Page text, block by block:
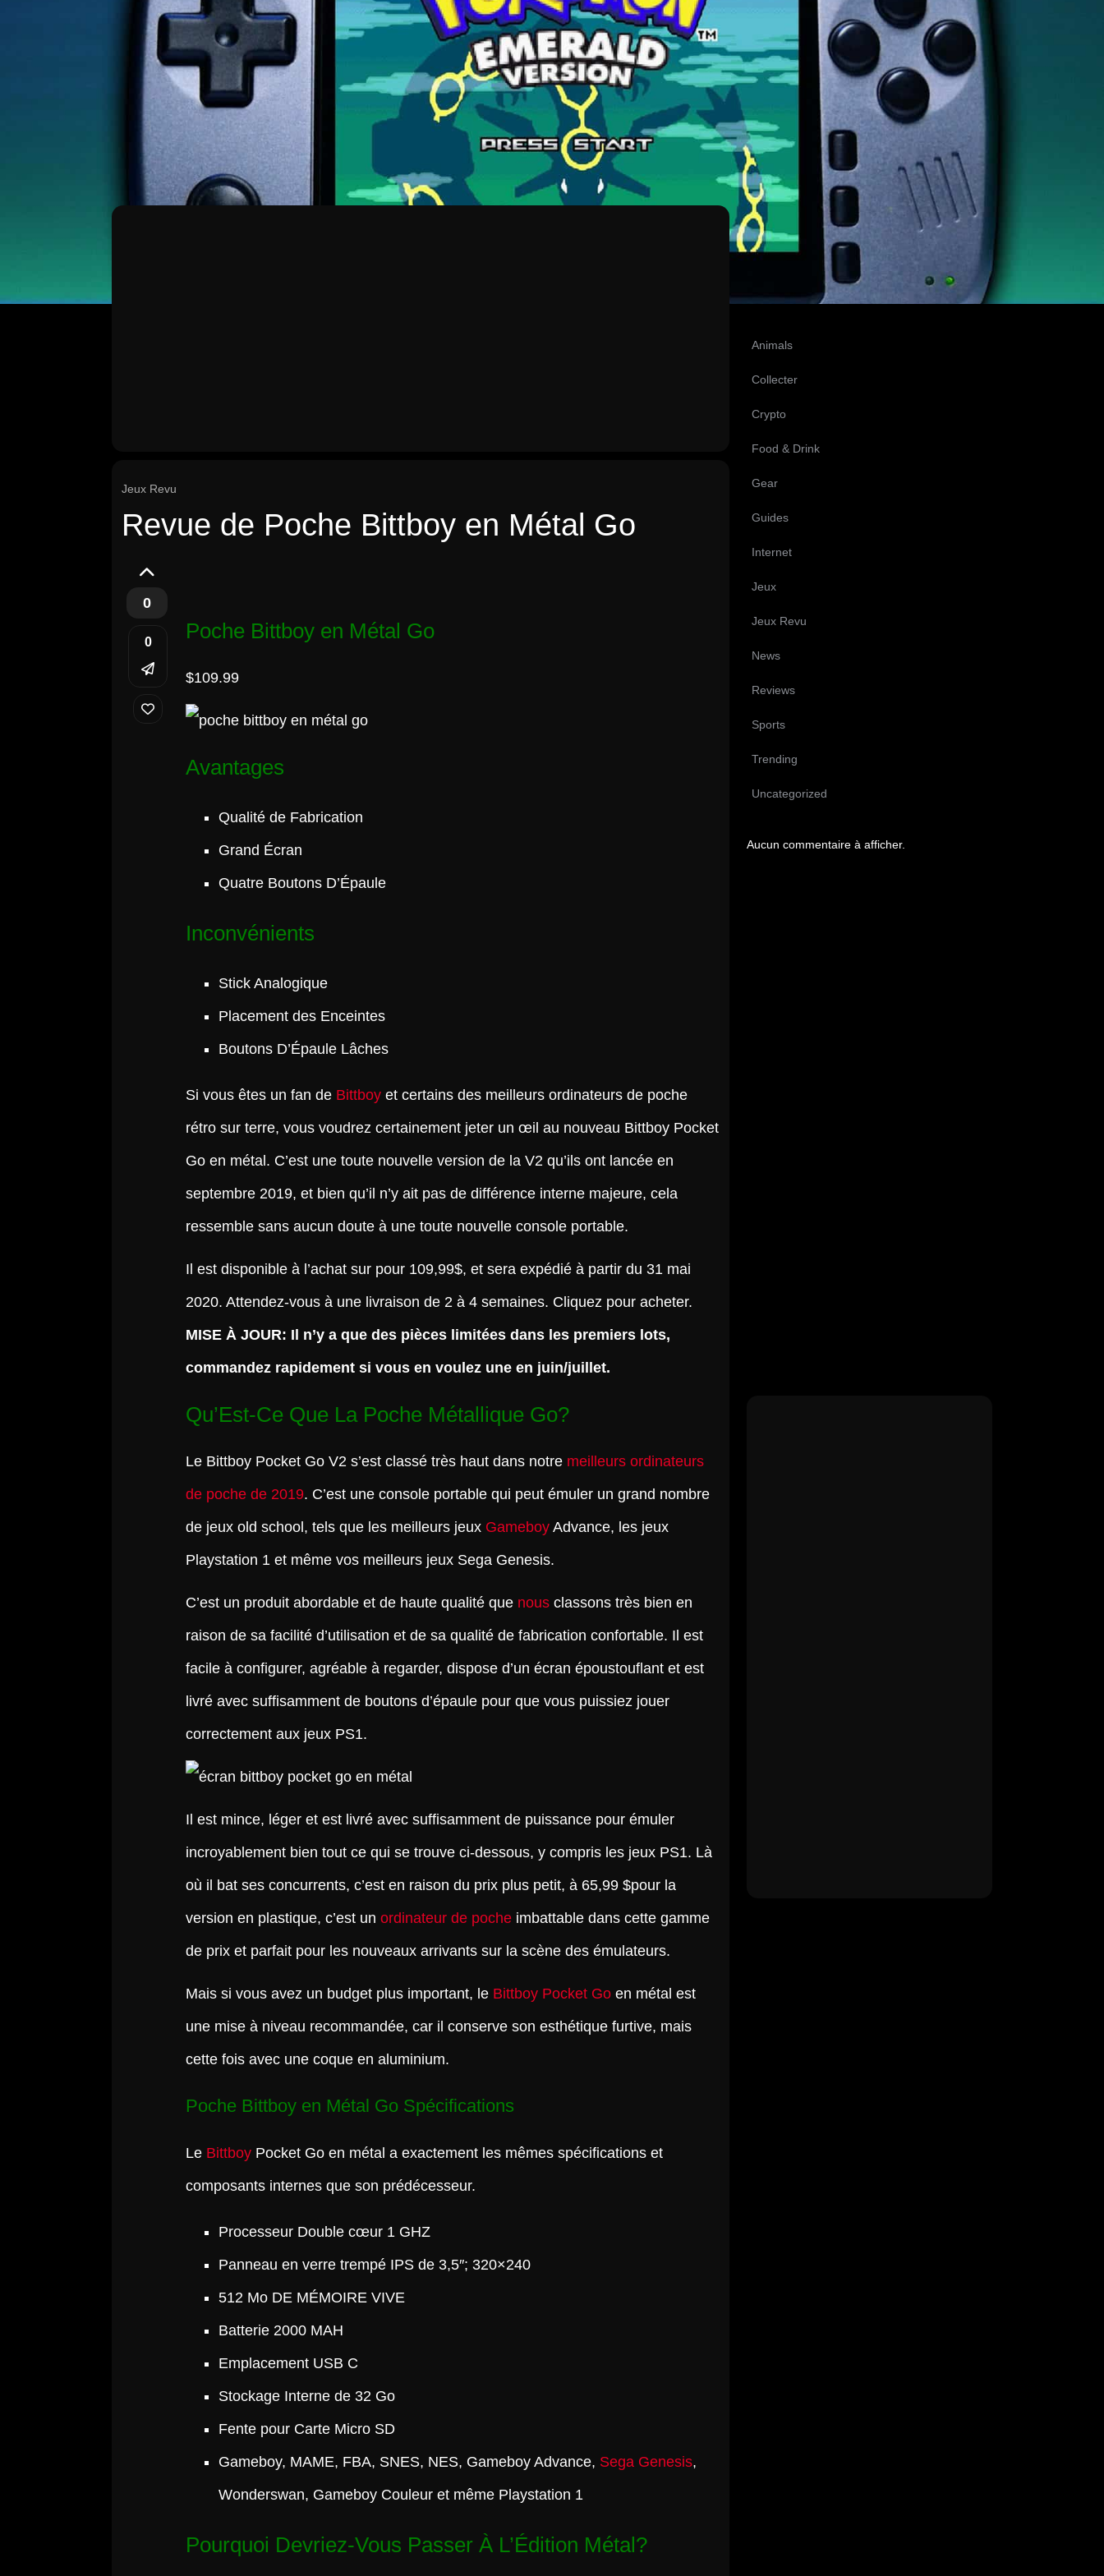
Jeux Revu
Revue de Poche Bittboy en Métal Go
0
0 Poche Bittboy en Métal Go
$109.99
Avantages
Qualité de Fabrication
Grand Écran
Quatre Boutons D’Épaule
Inconvénients
Stick Analogique
Placement des Enceintes
Boutons D’Épaule Lâches
Si vous êtes un fan de Bittboy et certains des meilleurs ordinateurs de poche
rétro sur terre, vous voudrez certainement jeter un œil au nouveau Bittboy Pocket
Go en métal. C’est une toute nouvelle version de la V2 qu’ils ont lancée en
septembre 2019, et bien qu’il n’y ait pas de différence interne majeure, cela
ressemble sans aucun doute à une toute nouvelle console portable.
Il est disponible à l’achat sur pour 109,99$, et sera expédié à partir du 31 mai
2020. Attendez-vous à une livraison de 2 à 4 semaines. Cliquez pour acheter.
MISE À JOUR: Il n’y a que des pièces limitées dans les premiers lots,
commandez rapidement si vous en voulez une en juin/juillet.
Qu’Est-Ce Que La Poche Métallique Go?
Le Bittboy Pocket Go V2 s’est classé très haut dans notre meilleurs ordinateurs
de poche de 2019. C’est une console portable qui peut émuler un grand nombre
de jeux old school, tels que les meilleurs jeux Gameboy Advance, les jeux
Playstation 1 et même vos meilleurs jeux Sega Genesis.
C’est un produit abordable et de haute qualité que nous classons très bien en
raison de sa facilité d’utilisation et de sa qualité de fabrication confortable. Il est
facile à configurer, agréable à regarder, dispose d’un écran époustouflant et est
livré avec suffisamment de boutons d’épaule pour que vous puissiez jouer
correctement aux jeux PS1.
Il est mince, léger et est livré avec suffisamment de puissance pour émuler
incroyablement bien tout ce qui se trouve ci-dessous, y compris les jeux PS1. Là
où il bat ses concurrents, c’est en raison du prix plus petit, à 65,99 $pour la
version en plastique, c’est unordinateur de poche imbattable dans cette gamme
de prix et parfait pour les nouveaux arrivants sur la scène des émulateurs.
Mais si vous avez un budget plus important, le Bittboy Pocket Go en métal est
une mise à niveau recommandée, car il conserve son esthétique furtive, mais
cette fois avec une coque en aluminium.
Poche Bittboy en Métal Go Spécifications
Le Bittboy Pocket Go en métal a exactement les mêmes spécifications et
composants internes que son prédécesseur.
Processeur Double cœur 1 GHZ
Panneau en verre trempé IPS de 3,5″; 320×240
512 Mo DE MÉMOIRE VIVE
Batterie 2000 MAH
Emplacement USB C
Stockage Interne de 32 Go
Fente pour Carte Micro SD
Gameboy, MAME, FBA, SNES, NES, Gameboy Advance, Sega Genesis,
Wonderswan, Gameboy Couleur et même Playstation 1
Pourquoi Devriez-Vous Passer À L’Édition Métal?
Animals
Collecter
Crypto
Food & Drink
Gear
Guides
Internet
Jeux
Jeux Revu
News
Reviews
Sports
Trending
Uncategorized
Aucun commentaire à afficher.